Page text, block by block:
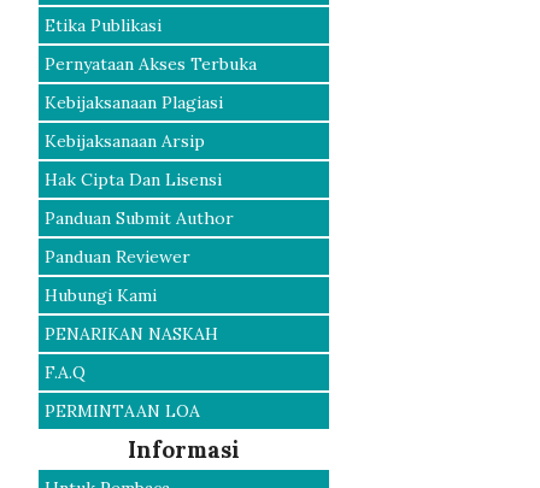
Etika Publikasi
Pernyataan Akses Terbuka
Kebijaksanaan Plagiasi
Kebijaksanaan Arsip
Hak Cipta Dan Lisensi
Panduan Submit Author
Panduan Reviewer
Hubungi Kami
PENARIKAN NASKAH
F.A.Q
PERMINTAAN LOA
Informasi